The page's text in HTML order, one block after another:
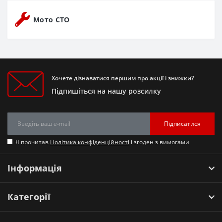
Мото СТО
Хочете дізнаватися першим про акції і знижки?
Підпишіться на нашу розсилку
Підписатися
Я прочитав Політика конфіденційності і згоден з вимогами
Інформація
Категорії